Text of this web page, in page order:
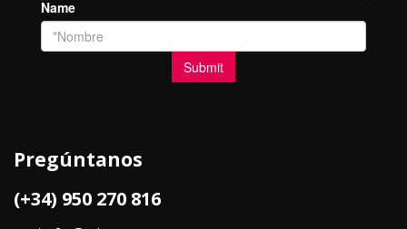
Pregúntanos
(+34) 950 270 816